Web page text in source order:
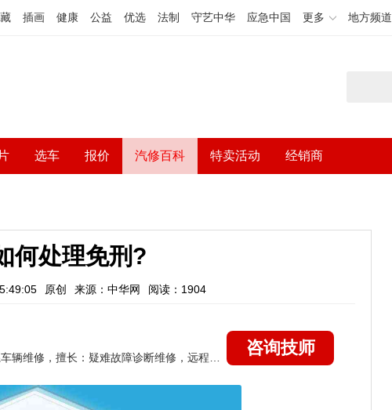
插画 健康 公益 优选 法制 守艺中华 应急中国 更多 地方频道
选车 报价 汽修百科 特卖活动 经销商
何处理免刑?
原创 来源：中华网 阅读：1904
咨询技师